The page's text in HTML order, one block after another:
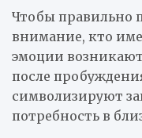
Чтобы правильно
внимание, кто
эмоции возникают
после
символизируют
потребность в